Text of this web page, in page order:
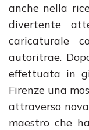
anche nella
divertente
caricaturale
autoritrae.
effettuata in
Firenze una
attraverso
maestro che